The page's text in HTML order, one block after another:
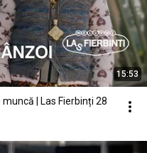
15:53
| Las Fierbinți 28